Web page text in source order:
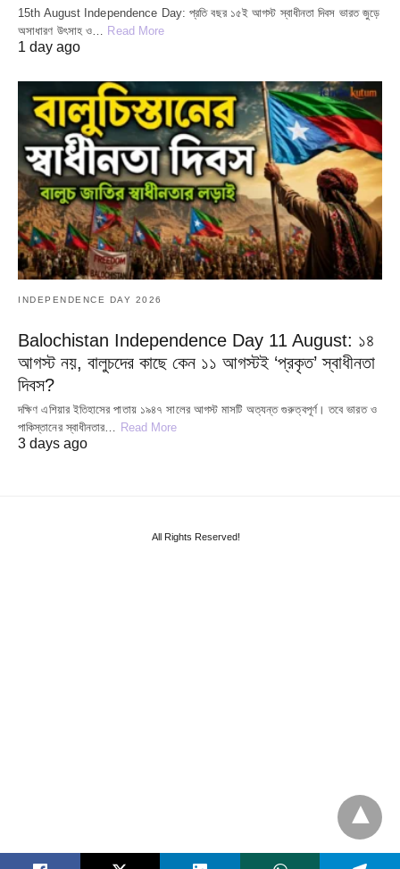
15th August Independence Day: প্রতি বছর ১৫ই আগস্ট স্বাধীনতা দিবস ভারত জুড়ে
অসাধারণ উৎসাহ ও… Read More
1 day ago
INDEPENDENCE DAY 2026
Balochistan Independence Day 11 August: ১৪
আগস্ট নয়, বালুচদের কাছে কেন ১১ আগস্টই ‘প্রকৃত’ স্বাধীনতা
দিবস?
দক্ষিণ এশিয়ার ইতিহাসের পাতায় ১৯৪৭ সালের আগস্ট মাসটি অত্যন্ত গুরুত্বপূর্ণ। তবে ভারত ও
পাকিস্তানের স্বাধীনতার…
Read More
3 days ago
All Rights Reserved!